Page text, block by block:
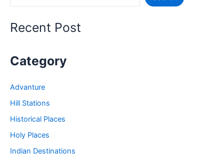
Places
Recent Post
Category
Advanture
Hill Stations
Historical Places
Holy Places
Indian Destinations